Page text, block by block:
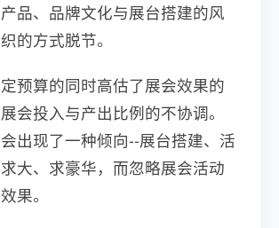
品、品牌文化与展台搭建的风
的方式脱节。
预算的同时高估了展会效果的
会投入与产出比例的不协调。
出现了一种倾向--展台搭建、活
大、求豪华，而忽略展会活动
果。